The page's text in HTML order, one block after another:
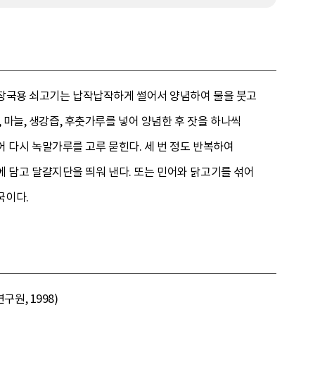
용 쇠고기는 납작납작하게 썰어서 양념하여 물을 붓고
늘, 생강즙, 후춧가루를 넣어 양념한 후 잣을 하나씩
시 녹말가루를 고루 묻힌다. 세 번 정도 반복하여
고 달걀지단을 띄워 낸다. 또는 민어와 닭고기를 섞어
이다.
구원, 1998)